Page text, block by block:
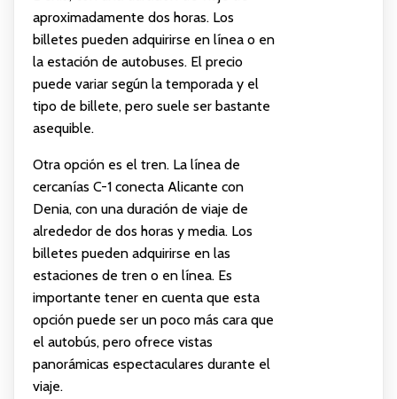
aproximadamente dos horas. Los
billetes pueden adquirirse en línea o en
la estación de autobuses. El precio
puede variar según la temporada y el
tipo de billete, pero suele ser bastante
asequible.
Otra opción es el tren. La línea de
cercanías C-1 conecta Alicante con
Denia, con una duración de viaje de
alrededor de dos horas y media. Los
billetes pueden adquirirse en las
estaciones de tren o en línea. Es
importante tener en cuenta que esta
opción puede ser un poco más cara que
el autobús, pero ofrece vistas
panorámicas espectaculares durante el
viaje.